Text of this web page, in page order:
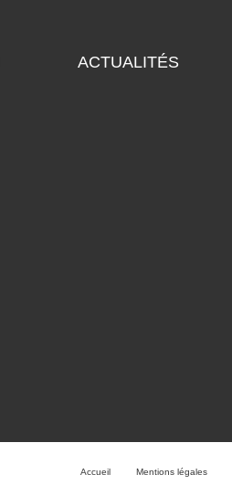
ACTUALITÉS
Accueil Mentions légales